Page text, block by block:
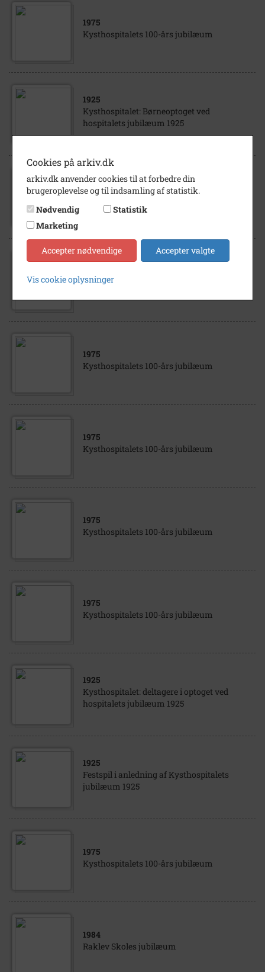
1975
Kysthospitalets 100-års jubilæum
1925
Kysthospitalet: Børneoptoget ved
hospitalets jubilæum 1925
1975
Kysthospitalets 100-års jubilæum
1975
Kysthospitalets 100-års jubilæum
1975
Kysthospitalets 100-års jubilæum
1975
Kysthospitalets 100-års jubilæum
1975
Kysthospitalets 100-års jubilæum
1925
Kysthospitalet: deltagere i optoget ved
hospitalets jubilæum 1925
1925
Festspil i anledning af Kysthospitalets
jubilæum 1925
1975
Kysthospitalets 100-års jubilæum
1984
Raklev Skoles jubilæum
Cookies på arkiv.dk
arkiv.dk anvender cookies til at forbedre din
brugeroplevelse og til indsamling af statistik.
Nødvendig
Statistik
Marketing
Accepter nødvendige Accepter valgte
Vis cookie oplysninger